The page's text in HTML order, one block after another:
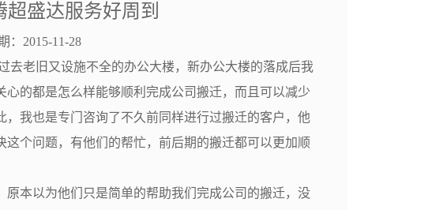
超盛达服务好周到
：2015-11-28
去老旧又设施不全的办公大楼，新办公大楼的落成后我
的都是怎么样能够顺利完成公司搬迁，而且可以减少
我也是专门咨询了不久前同样进行过搬迁的客户，他
个问题，有他们的帮忙，前后期的搬迁都可以更加顺
本以为他们只是简单的帮助我们完成公司的搬迁，没